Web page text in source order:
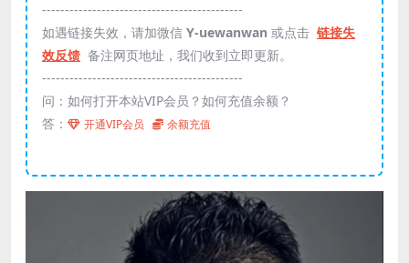
--------------------------------------------
如遇链接失效，请加微信 Y-uewanwan 或点击 链接失
效反馈 备注网页地址，我们收到立即更新。
--------------------------------------------
问：如何打开本站VIP会员？如何充值余额？
答：
开通VIP会员 余额充值